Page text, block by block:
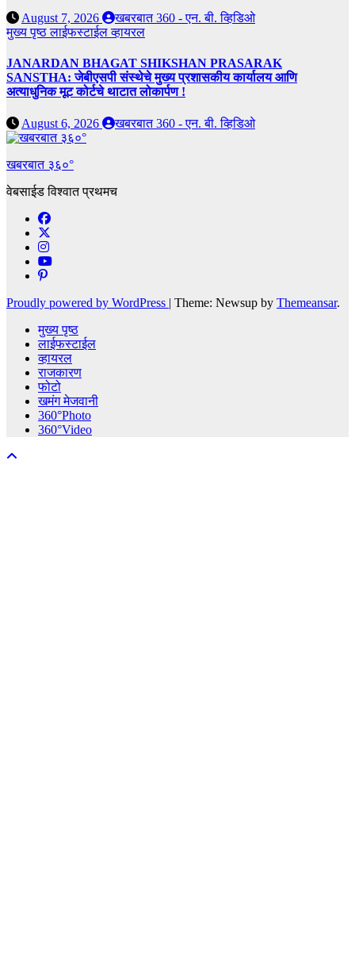
August 7, 2026
खबरबात 360 - एन. बी. व्हिडिओ
मुख्य पृष्ठलाईफस्टाईलव्हायरल
JANARDAN BHAGAT SHIKSHAN PRASARAK
SANSTHA: जेबीएसपी संस्थेचे मुख्य प्रशासकीय कार्यालय आणि
अत्याधुनिक मूट कोर्टचे थाटात लोकार्पण !
August 6, 2026 खबरबात 360 - एन. बी. व्हिडिओ
खबरबात ३६०°
वेबसाईड विश्वात प्रथमच
Proudly powered by WordPress | Theme: Newsup by Themeansar.
मुख्य पृष्ठ
लाईफस्टाईल
व्हायरल
राजकारण
फोटो
खमंग मेजवानी
360°Photo
360°Video